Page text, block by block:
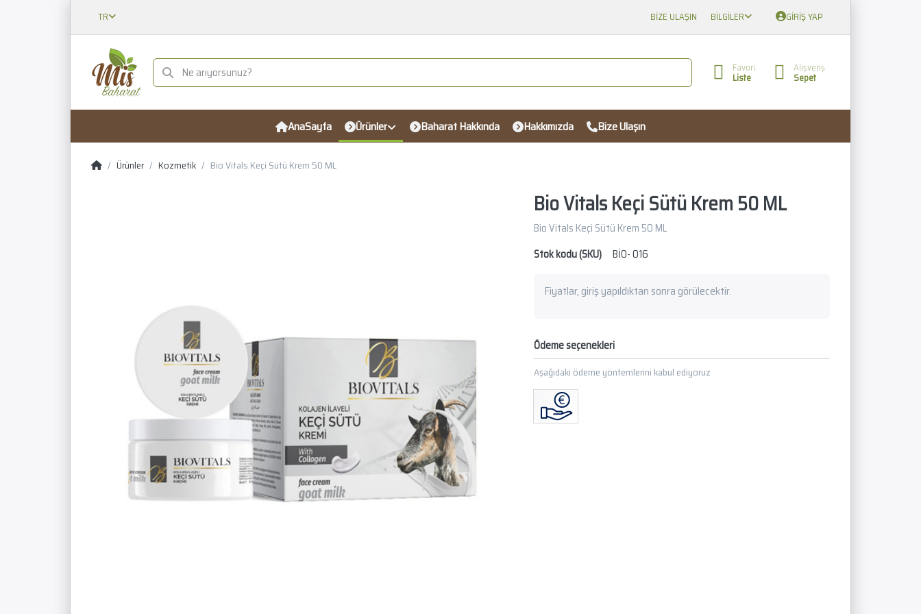
TR BIZE ULAŞIN BILGILER GIRIŞ YAP
Favori
Liste
Alışveriş
Sepet
AnaSayfa Ürünler Baharat Hakkında Hakkımızda Bize Ulaşın
Ürünler Kozmetik Bio Vitals Keçi Sütü Krem 50 ML
Bio Vitals Keçi Sütü Krem 50 ML
Bio Vitals Keçi Sütü Krem 50 ML
Stok kodu (SKU)
BİO- 016
Fiyatlar, giriş yapıldıktan sonra görülecektir.
Ödeme seçenekleri
Aşağıdaki ödeme yöntemlerini kabul ediyoruz